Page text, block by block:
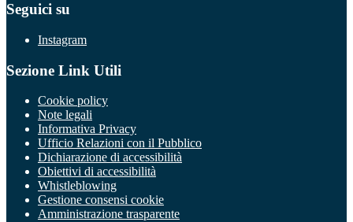
Seguici su
Instagram
Sezione Link Utili
Cookie policy
Note legali
Informativa Privacy
Ufficio Relazioni con il Pubblico
Dichiarazione di accessibilità
Obiettivi di accessibilità
Whistleblowing
Gestione consensi cookie
Amministrazione trasparente